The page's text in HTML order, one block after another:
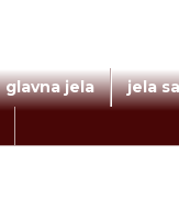
glavna jela jela